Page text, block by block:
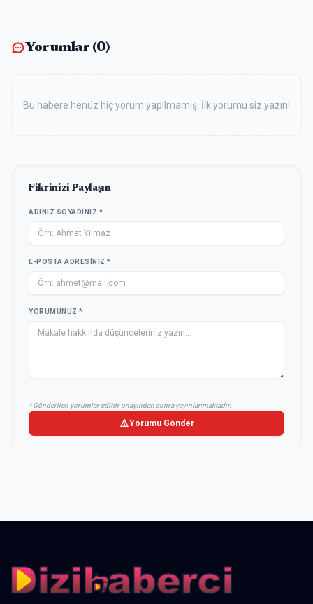
Yorumlar (0)
Bu habere henüz hiç yorum yapılmamış. İlk yorumu siz yazın!
Fikrinizi Paylaşın
ADINIZ SOYADINIZ *
E-POSTA ADRESINIZ *
YORUMUNUZ *
* Gönderilen yorumlar editör onayından sonra yayınlanmaktadır.
Yorumu Gönder